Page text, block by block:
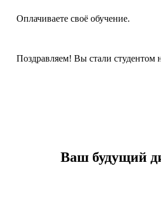
Оплачиваете своё обучение.
Поздравляем! Вы стали студентом
Ваш будущий